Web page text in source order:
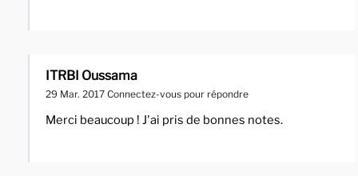
ITRBI Oussama
29 Mar. 2017 Connectez-vous pour répondre
Merci beaucoup ! J'ai pris de bonnes notes.